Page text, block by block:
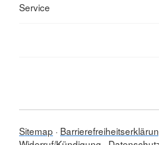
Service
Sitemap